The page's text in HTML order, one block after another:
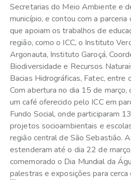
Secretarias do Meio Ambiente e
município, e contou com a
que apoiam os trabalhos de
região, como o ICC, o Instituto
Argonauta, Instituto Garoçá,
Biodiversidade e Recursos
Bacias Hidrográficas, Fatec, entre
Com abertura no dia 15 de
um café oferecido pelo ICC em
Fundo Social, onde participaram
projetos socioambientais e
região central de São Sebastião.
estenderam até o dia 22 de
comemorado o Dia Mundial da
palestras e exposições para cerca